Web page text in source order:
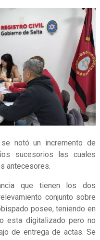
notó un incremento de
sucesorios las cuales
antecesores.
que tienen los dos
conjunto sobre
posee, teniendo en
esta digitalizado pero no
de entrega de actas. Se